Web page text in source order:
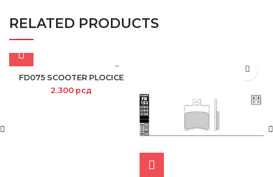
RELATED PRODUCTS
FD075 SCOOTER PLOCICE
2.300 рсд